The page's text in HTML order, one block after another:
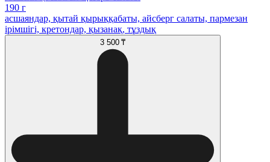
190 г
асшаяндар, қытай қырыққабаты, айсберг салаты, пармезан
ірімшігі, кретондар, қызанақ, тұздық
3 500 ₸